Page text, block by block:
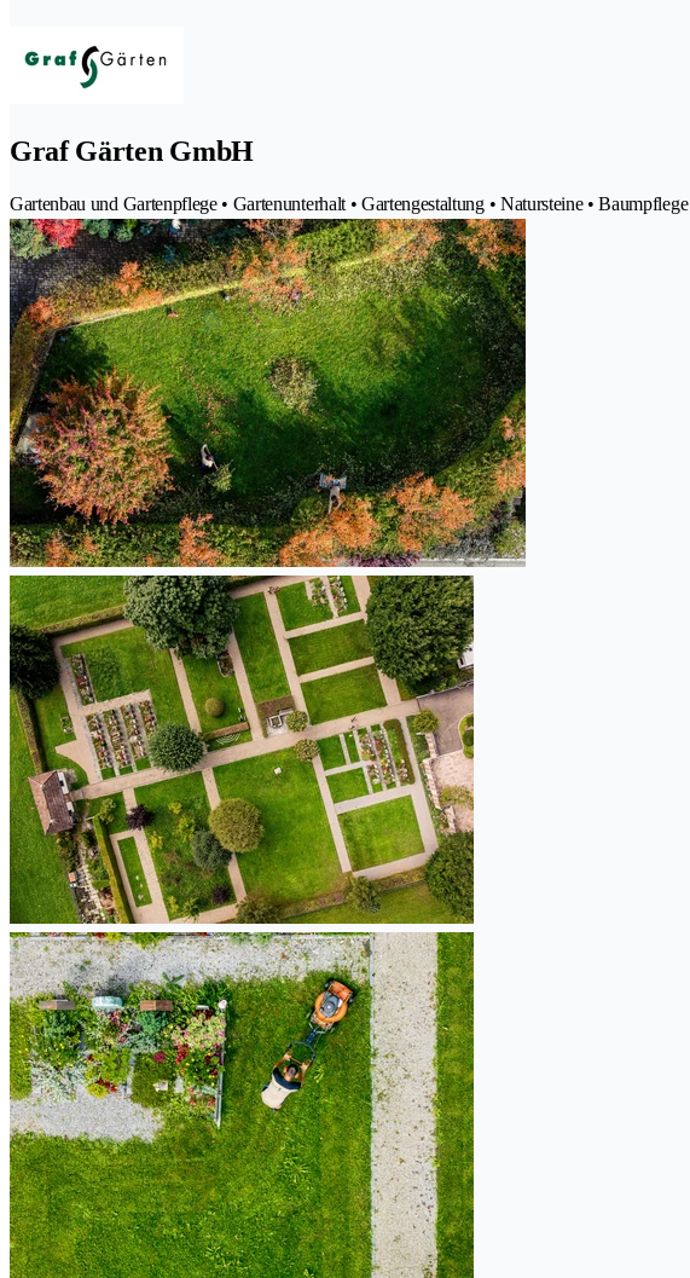
Graf Gärten GmbH
Gartenbau und Gartenpflege • Gartenunterhalt • Gartengestaltung • Natursteine • Baumpflege